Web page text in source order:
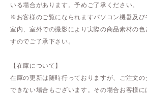
いる場合があります。予めご了承ください。
※お客様のご覧になられますパソコン機器及び
室内、室外での撮影により実際の商品素材の色
すのでご了承下さい。
【在庫について】
在庫の更新は随時行っておりますが、ご注文
できない場合もございます。その場合お客様